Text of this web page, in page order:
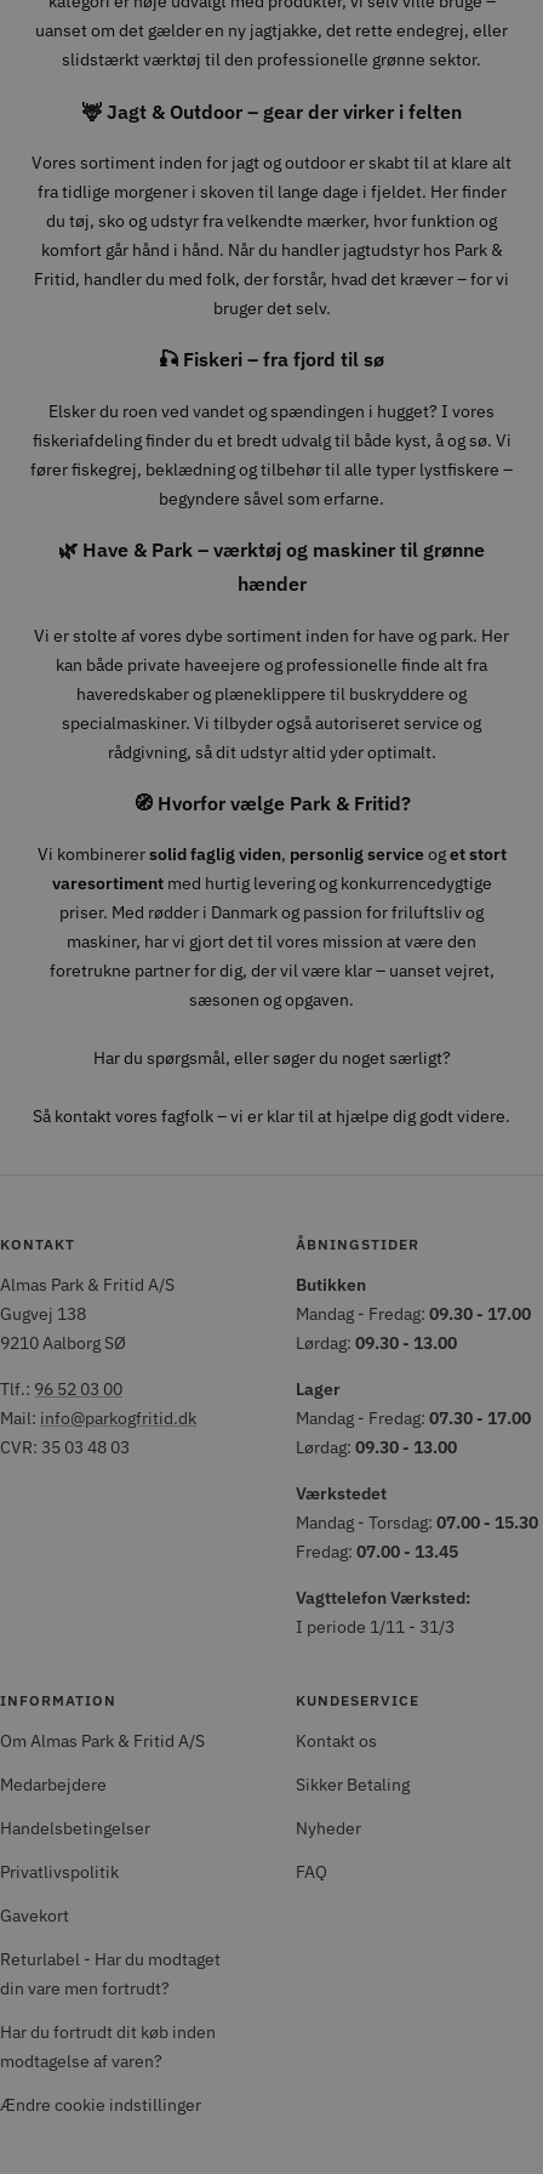
uanset om det gælder en ny jagtjakke, det rette endegrej, eller
slidstærkt værktøj til den professionelle grønne sektor.
🦌 Jagt & Outdoor – gear der virker i felten
Vores sortiment inden for jagt og outdoor er skabt til at klare alt
fra tidlige morgener i skoven til lange dage i fjeldet. Her finder
du tøj, sko og udstyr fra velkendte mærker, hvor funktion og
komfort går hånd i hånd. Når du handler jagtudstyr hos Park &
Fritid, handler du med folk, der forstår, hvad det kræver – for vi
bruger det selv.
🎣 Fiskeri – fra fjord til sø
Elsker du roen ved vandet og spændingen i hugget? I vores
fiskeriafdeling finder du et bredt udvalg til både kyst, å og sø. Vi
fører fiskegrej, beklædning og tilbehør til alle typer lystfiskere –
begyndere såvel som erfarne.
🌿 Have & Park – værktøj og maskiner til grønne
hænder
Vi er stolte af vores dybe sortiment inden for have og park. Her
kan både private haveejere og professionelle finde alt fra
haveredskaber og plæneklippere til buskryddere og
specialmaskiner. Vi tilbyder også autoriseret service og
rådgivning, så dit udstyr altid yder optimalt.
🧭 Hvorfor vælge Park & Fritid?
Vi kombinerersolid faglig viden, personlig serviceoget stort
varesortimentmed hurtig levering og konkurrencedygtige
priser. Med rødder i Danmark og passion for friluftsliv og
maskiner, har vi gjort det til vores mission at være den
foretrukne partner for dig, der vil være klar – uanset vejret,
sæsonen og opgaven.
Har du spørgsmål, eller søger du noget særligt?
Så kontakt vores fagfolk – vi er klar til at hjælpe dig godt videre.
KONTAKT
Almas Park & Fritid A/S
Gugvej 138
9210 Aalborg SØ
Tlf.: 96 52 03 00
Mail: info@parkogfritid.dk
CVR: 35 03 48 03
ÅBNINGSTIDER
Butikken
Mandag - Fredag: 09.30 - 17.00
Lørdag: 09.30 - 13.00
Lager
Mandag - Fredag: 07.30 - 17.00
Lørdag: 09.30 - 13.00
Værkstedet
Mandag - Torsdag: 07.00 - 15.30
Fredag: 07.00 - 13.45
Vagttelefon Værksted:
I periode 1/11 - 31/3
INFORMATION
Om Almas Park & Fritid A/S
Medarbejdere
Handelsbetingelser
Privatlivspolitik
Gavekort
Returlabel - Har du modtaget
din vare men fortrudt?
Har du fortrudt dit køb inden
modtagelse af varen?
Ændre cookie indstillinger
KUNDESERVICE
Kontakt os
Sikker Betaling
Nyheder
FAQ